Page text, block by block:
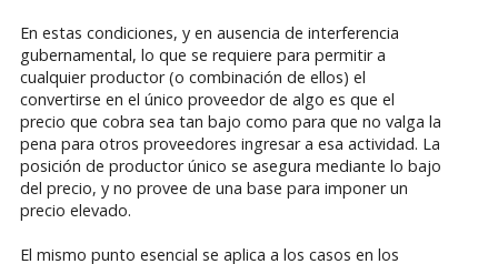
En estas condiciones, y en ausencia de interferencia
gubernamental, lo que se requiere para permitir a
cualquier productor (o combinación de ellos) el
convertirse en el único proveedor de algo es que el
precio que cobra sea tan bajo como para que no valga la
pena para otros proveedores ingresar a esa actividad. La
posición de productor único se asegura mediante lo bajo
del precio, y no provee de una base para imponer un
precio elevado.
El mismo punto esencial se aplica a los casos en los